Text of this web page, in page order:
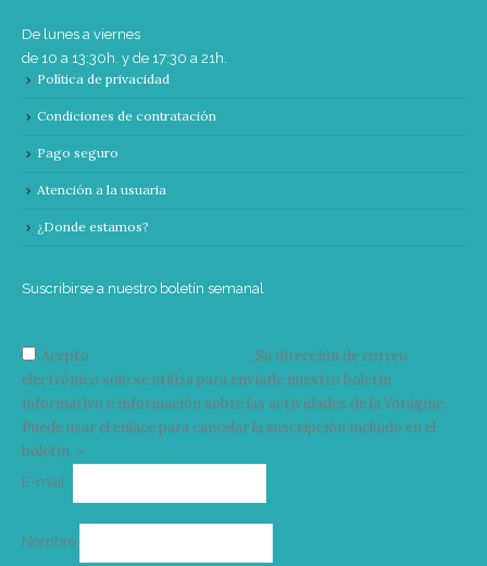
De lunes a viernes
de 10 a 13:30h. y de 17:30 a 21h.
Política de privacidad
Condiciones de contratación
Pago seguro
Atención a la usuaria
¿Donde estamos?
Suscribirse a nuestro boletín semanal
Acepto
Su dirección de correo
electrónico solo se utiliza para enviarle nuestro boletín
informativo e información sobre las actividades de la Vorágine.
Puede usar el enlace para cancelar la suscripción incluido en el
boletín. >
E-mail*
Nombre